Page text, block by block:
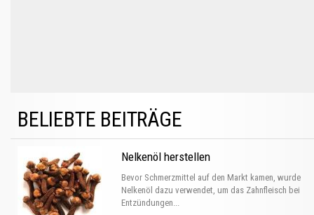
BELIEBTE BEITRÄGE
Nelkenöl herstellen
Bevor Schmerzmittel auf den Markt kamen, wurde
Nelkenöl dazu verwendet, um das Zahnfleisch bei
Entzündungen...